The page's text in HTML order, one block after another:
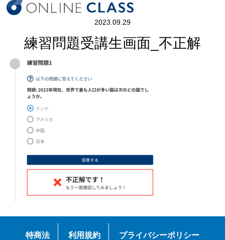
2023.09.29
練習問題受講生画面_不正解
特商法 利用規約 プライバシーポリシー